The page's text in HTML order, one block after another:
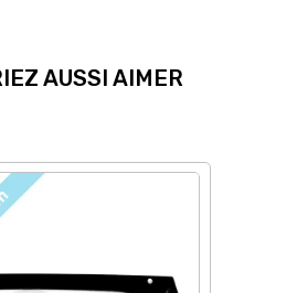
AUSSI AIMER